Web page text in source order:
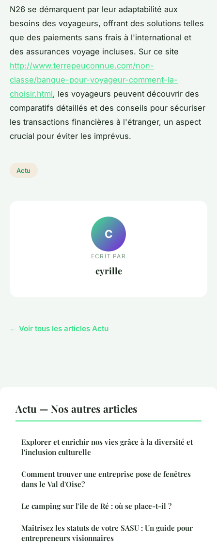
N26 se démarquent par leur adaptabilité aux
besoins des voyageurs, offrant des solutions telles
que des paiements sans frais à l'international et
des assurances voyage incluses. Sur ce site
http://www.terrepeuconnue.com/non-
classe/banque-pour-voyageur-comment-la-
choisir.html, les voyageurs peuvent découvrir des
comparatifs détaillés et des conseils pour sécuriser
les transactions financières à l'étranger, un aspect
crucial pour éviter les imprévus.
Actu
C
ECRIT PAR
cyrille
← Voir tous les articles Actu
Actu — Nos autres articles
Explorer et enrichir nos vies grâce à la diversité et
l'inclusion culturelle
Comment trouver une entreprise pose de fenêtres
dans le Val d'Oise?
Le camping sur l'ile de Ré : où se place-t-il ?
Maîtrisez les statuts de votre SASU : Un guide pour
entrepreneurs visionnaires